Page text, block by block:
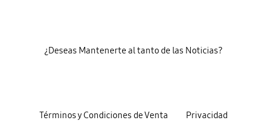
Términos y Condiciones de Venta Privacidad
¿Deseas Mantenerte al tanto de las Noticias?